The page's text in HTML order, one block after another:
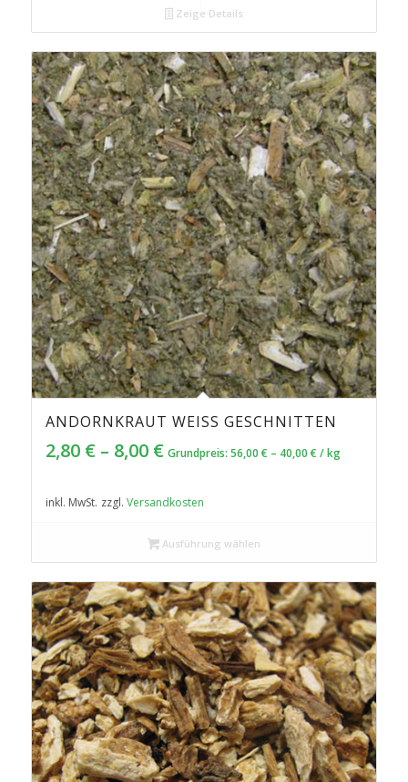
Zeige Details
5.00
ANDORNKRAUT WEISS GESCHNITTEN
2,80 €– 8,00 € Grundpreis: 56,00 € – 40,00 € /kg
inkl. MwSt. zzgl. Versandkosten
Ausführung wählen